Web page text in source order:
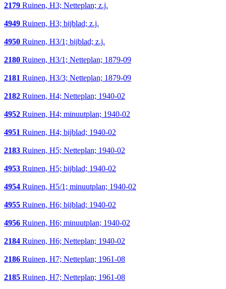
2179 Ruinen, H3; Netteplan; z.j.
4949 Ruinen, H3; bijblad; z.j.
4950 Ruinen, H3/1; bijblad; z.j.
2180 Ruinen, H3/1; Netteplan; 1879-09
2181 Ruinen, H3/3; Netteplan; 1879-09
2182 Ruinen, H4; Netteplan; 1940-02
4952 Ruinen, H4; minuutplan; 1940-02
4951 Ruinen, H4; bijblad; 1940-02
2183 Ruinen, H5; Netteplan; 1940-02
4953 Ruinen, H5; bijblad; 1940-02
4954 Ruinen, H5/1; minuutplan; 1940-02
4955 Ruinen, H6; bijblad; 1940-02
4956 Ruinen, H6; minuutplan; 1940-02
2184 Ruinen, H6; Netteplan; 1940-02
2186 Ruinen, H7; Netteplan; 1961-08
2185 Ruinen, H7; Netteplan; 1961-08